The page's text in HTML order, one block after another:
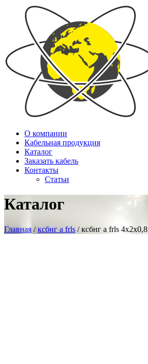
О компании
Кабельная продукция
Каталог
Заказать кабель
Контакты
Статьи
Каталог
Главная /ксбнг а frls / ксбнг а frls 4х2х0,8